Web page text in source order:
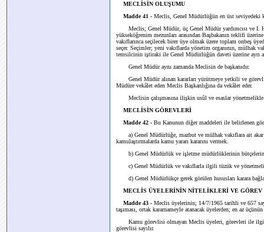
MECLİSİN OLUŞUMU
Madde 41 - Meclis, Genel Müdürlüğün en üst seviyedeki
Meclis; Genel Müdür, üç Genel Müdür yardımcısı ve I.
yükseköğrenim mezunları arasından Başbakanın teklifi
vakıflarınca seçilecek birer üye olmak üzere toplam onbeş
seçer. Seçimler; yeni vakıflarda yönetim organının, mülhak
temsilcinin iştiraki ile Genel Müdürlüğün daveti üzerine ayrı
Genel Müdür aynı zamanda Meclisin de başkanıdır.
Genel Müdür alınan kararları yürütmeye yetkili ve
Müdüre vekâlet eden Meclis Başkanlığına da vekâlet eder.
Meclisin çalışmasına ilişkin usûl ve esaslar yönetmelikle
MECLİSİN GÖREVLERİ
Madde 42 - Bu Kanunun diğer maddeleri ile belirlenen
a) Genel Müdürlüğe, mazbut ve mülhak vakıflara ait akar
kamulaştırmalarda kamu yararı kararını vermek.
b) Genel Müdürlük ve işletme müdürlüklerinin
c) Genel Müdürlük ve vakıflarla ilgili tüzük ve yönetmelik
d) Genel Müdürlükçe gerek görülen hususları karara
MECLİS ÜYELERİNİN NİTELİKLERİ VE GÖREV
Madde 43 - Meclis üyelerinin; 14/7/1965 tarihli ve 657
taşıması, ortak kararnameyle atanacak üyelerden; en az
Kamu görevlisi olmayan Meclis üyeleri, görevleri ile ilgili
görevlisi sayılır.